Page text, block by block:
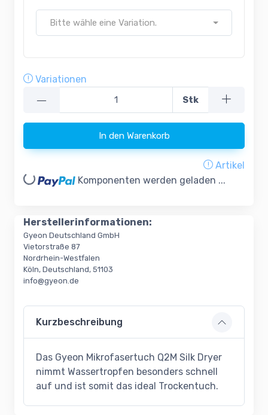
Bitte wähle eine Variation.
Variationen
— Stk
In den Warenkorb
Artikel
Komponenten werden geladen ...
Herstellerinformationen:
Gyeon Deutschland GmbH
Vietorstraße 87
Nordrhein-Westfalen
Köln, Deutschland, 51103
info@gyeon.de
Kurzbeschreibung
Das Gyeon Mikrofasertuch Q2M Silk Dryer
nimmt Wassertropfen besonders schnell
auf und ist somit das ideal Trockentuch.